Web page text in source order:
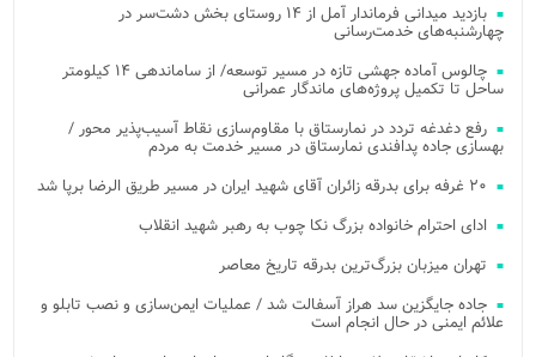
بازدید میدانی فرماندار آمل از ۱۴ روستای بخش دشت‌سر در
چهارشنبه‌های خدمت‌رسانی
چالوس آماده جهشی تازه در مسیر توسعه/ از ساماندهی ۱۴ کیلومتر
ساحل تا تکمیل پروژه‌های ماندگار عمرانی
رفع دغدغه تردد در نمارستاق با مقاوم‌سازی نقاط آسیب‌پذیر محور /
بهسازی جاده پدافندی نمارستاق در مسیر خدمت به مردم
۲۰ غرفه برای بدرقه زائران آقای شهید ایران در مسیر طریق الرضا برپا شد
ادای احترام خانواده بزرگ نکا چوب به رهبر شهید انقلاب
تهران میزبان بزرگ‌ترین بدرقه تاریخ معاصر
جاده جایگزین سد هراز آسفالت شد / عملیات ایمن‌سازی و نصب تابلو و
علائم ایمنی در حال انجام است